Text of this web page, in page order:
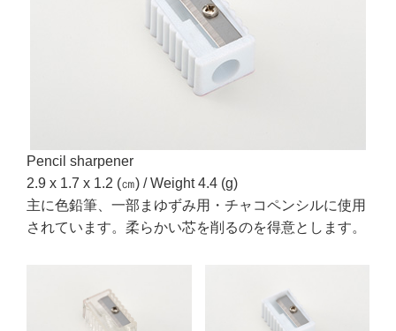
Pencil sharpener
2.9 x 1.7 x 1.2 (㎝) / Weight 4.4 (g)
主に色鉛筆、一部まゆずみ用・チャコペンシルに使用
されています。柔らかい芯を削るのを得意とします。